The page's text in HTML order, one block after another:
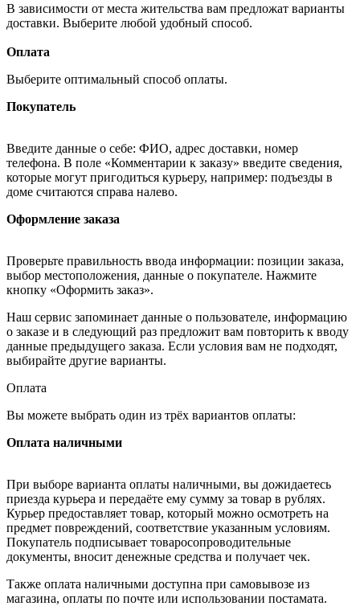
В зависимости от места жительства вам предложат варианты
доставки. Выберите любой удобный способ.
Оплата
Выберите оптимальный способ оплаты.
Покупатель
Введите данные о себе: ФИО, адрес доставки, номер
телефона. В поле «Комментарии к заказу» введите сведения,
которые могут пригодиться курьеру, например: подъезды в
доме считаются справа налево.
Оформление заказа
Проверьте правильность ввода информации: позиции заказа,
выбор местоположения, данные о покупателе. Нажмите
кнопку «Оформить заказ».
Наш сервис запоминает данные о пользователе, информацию
о заказе и в следующий раз предложит вам повторить к вводу
данные предыдущего заказа. Если условия вам не подходят,
выбирайте другие варианты.
Оплата
Вы можете выбрать один из трёх вариантов оплаты:
Оплата наличными
При выборе варианта оплаты наличными, вы дожидаетесь
приезда курьера и передаёте ему сумму за товар в рублях.
Курьер предоставляет товар, который можно осмотреть на
предмет повреждений, соответствие указанным условиям.
Покупатель подписывает товаросопроводительные
документы, вносит денежные средства и получает чек.
Также оплата наличными доступна при самовывозе из
магазина, оплаты по почте или использовании постамата.